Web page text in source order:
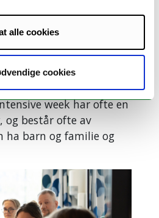
alle cookies
cookies
week har ofte en
og består ofte av
ha barn og familie og